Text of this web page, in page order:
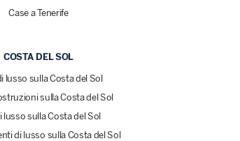
Case a Tenerife
COSTA DEL SOL
lusso sulla Costa del Sol
sulla Costa del Sol
lusso sulla Costa del Sol
di lusso sulla Costa del Sol